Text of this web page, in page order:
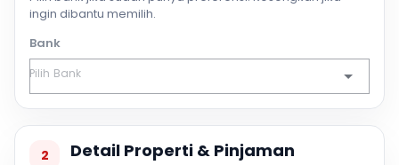
ingin dibantu memilih.
Bank
2 Detail Properti & Pinjaman